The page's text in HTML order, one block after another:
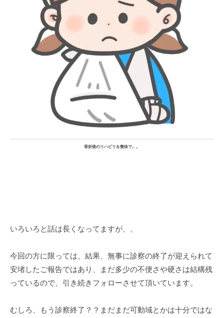
骨折後のリハビリを整体で。。
いろいろと話は長くなってますが、、
今回の方に限っては、結果、無事に診察の終了が迎えられて
安堵したご報告ではあり、まだ多少の不便さや硬さは結構残
っているので、引き続きフォローさせて頂いています。
むしろ、もう診察終了？？まだまだ可動域とかは十分ではな